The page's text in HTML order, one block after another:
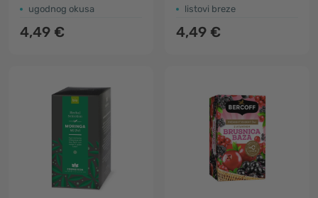
ugodnog okusa
4,49 €
listovi breze
4,49 €